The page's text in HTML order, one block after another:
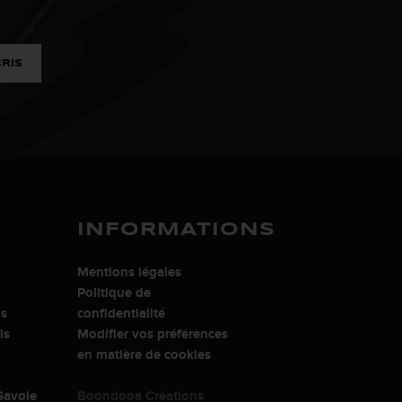
INFORMATIONS
Mentions légales
Politique de
confidentialité
Modifier vos préférences
en matière de cookies
Boondooa Créations